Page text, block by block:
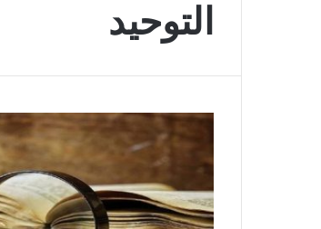
التوحيد